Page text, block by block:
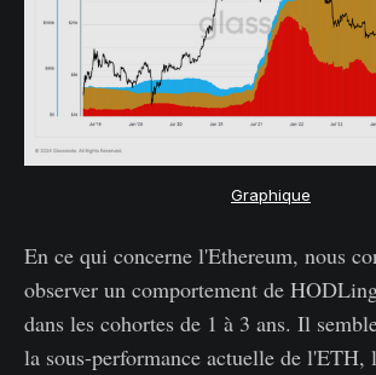
Graphique
En ce qui concerne l'Ethereum, nous
observer un comportement de
dans les cohortes de 1 à 3 ans. Il
la sous-performance actuelle de l'ETH,